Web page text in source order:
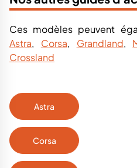
Ces modèles peuvent
Astra, Corsa, Grandland,
Crossland
Astra
Corsa